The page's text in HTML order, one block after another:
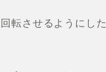
転させるようにした